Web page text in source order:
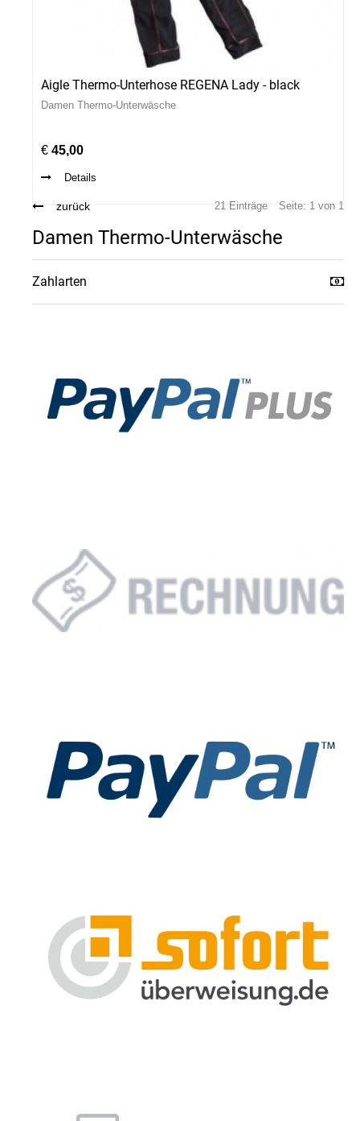
Aigle Thermo-Unterhose REGENA Lady - black
Damen Thermo-Unterwäsche
€ 45,00
Details
zurück 21 Einträge Seite: 1 von 1
Damen Thermo-Unterwäsche
Zahlarten